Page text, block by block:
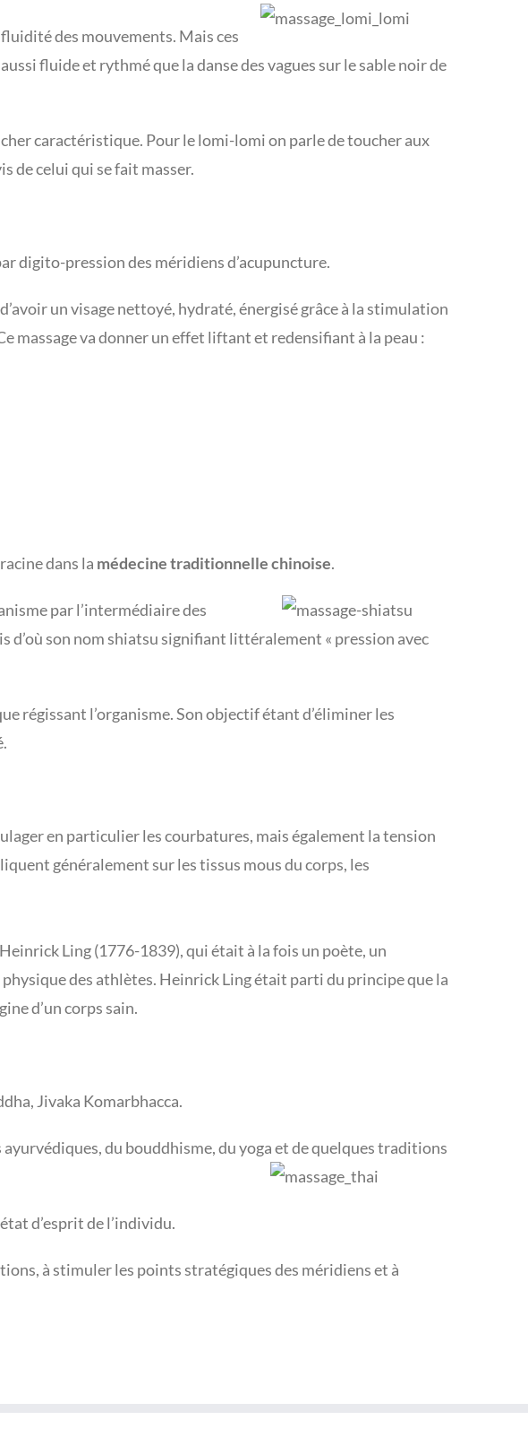
des mouvements. Mais ces
fluide et rythmé que la danse des vagues sur le sable noir de
caractéristique. Pour le lomi-lomi on parle de toucher aux
de celui qui se fait masser.
digito-pression des méridiens d’acupuncture.
un visage nettoyé, hydraté, énergisé grâce à lastimulation
massage va donner un effet liftant et redensifiant à la peau :
dans la médecine traditionnelle chinoise.
par l’intermédiairedes
d’où son nom shiatsu signifiant littéralement « pression avec
régissant l’organisme. Son objectif étant d’éliminer les
en particulier les courbatures, mais également la tension
généralement sur les tissus mous du corps, les
Ling (1776-1839), qui était à la fois un poète, un
des athlètes. Heinrick Ling était parti du principe que la
d’un corps sain.
Jivaka Komarbhacca.
du bouddhisme, du yoga et de quelques traditions
d’esprit de l’individu.
à stimuler les points stratégiques des méridiens et à